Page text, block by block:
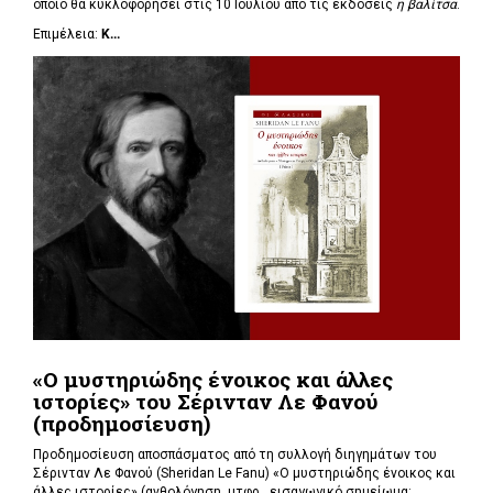
οποίο θα κυκλοφορήσει στις 10 Ιουλίου από τις εκδόσεις η βαλίτσα.
Επιμέλεια: Κ...
«Ο μυστηριώδης ένοικος και άλλες
ιστορίες» του Σέρινταν Λε Φανού
(προδημοσίευση)
Προδημοσίευση αποσπάσματος από τη συλλογή διηγημάτων του
Σέρινταν Λε Φανού (Sheridan Le Fanu) «Ο μυστηριώδης ένοικος και